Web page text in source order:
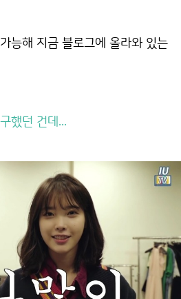
능해 지금 블로그에 올라와 있는
했던 건데...